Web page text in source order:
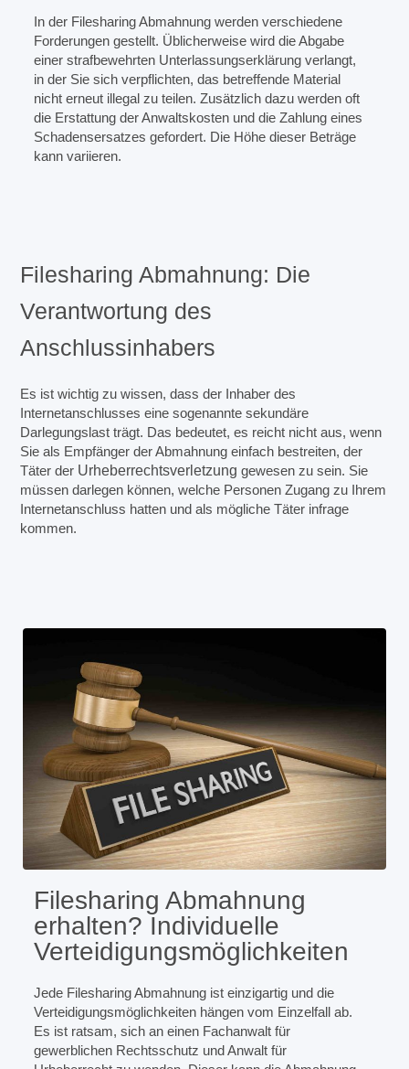
In der Filesharing Abmahnung werden verschiedene
Forderungen gestellt. Üblicherweise wird die Abgabe
einer strafbewehrten Unterlassungserklärung verlangt,
in der Sie sich verpflichten, das betreffende Material
nicht erneut illegal zu teilen. Zusätzlich dazu werden oft
die Erstattung der Anwaltskosten und die Zahlung eines
Schadensersatzes gefordert. Die Höhe dieser Beträge
kann variieren.
Filesharing Abmahnung: Die
Verantwortung des
Anschlussinhabers
Es ist wichtig zu wissen, dass der Inhaber des
Internetanschlusses eine sogenannte sekundäre
Darlegungslast trägt. Das bedeutet, es reicht nicht aus, wenn
Sie als Empfänger der Abmahnung einfach bestreiten, der
Täter der Urheberrechtsverletzung gewesen zu sein. Sie
müssen darlegen können, welche Personen Zugang zu Ihrem
Internetanschluss hatten und als mögliche Täter infrage
kommen.
Filesharing Abmahnung
erhalten? Individuelle
Verteidigungsmöglichkeiten
Jede Filesharing Abmahnung ist einzigartig und die
Verteidigungsmöglichkeiten hängen vom Einzelfall ab.
Es ist ratsam, sich an einen Fachanwalt für
gewerblichen Rechtsschutz und Anwalt für